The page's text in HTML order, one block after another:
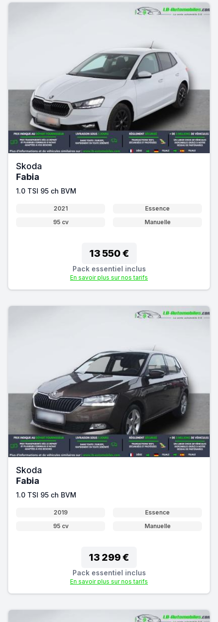
Skoda
Fabia
1.0 TSI 95 ch BVM
2021
Essence
95 cv
Manuelle
13 550 €
Pack essentiel inclus
En savoir plus sur nos tarifs
Skoda
Fabia
1.0 TSI 95 ch BVM
2019
Essence
95 cv
Manuelle
13 299 €
Pack essentiel inclus
En savoir plus sur nos tarifs